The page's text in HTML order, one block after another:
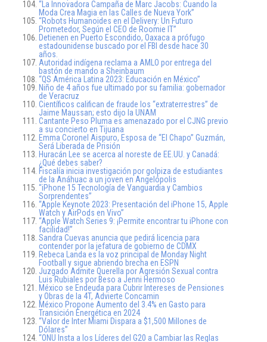
“La Innovadora Campaña de Marc Jacobs: Cuando la
Moda Crea Magia en las Calles de Nueva York”
“Robots Humanoides en el Delivery: Un Futuro
Prometedor, Según el CEO de Roomie IT”
Detienen en Puerto Escondido, Oaxaca a prófugo
estadounidense buscado por el FBI desde hace 30
años.
Autoridad indígena reclama a AMLO por entrega del
bastón de mando a Sheinbaum
“QS América Latina 2023: Educación en México”
Niño de 4 años fue ultimado por su familia: gobernador
de Veracruz
Científicos califican de fraude los “extraterrestres” de
Jaime Maussan; esto dijo la UNAM
Cantante Peso Pluma es amenazado por el CJNG previo
a su concierto en Tijuana
Emma Coronel Aispuro, Esposa de “El Chapo” Guzmán,
Será Liberada de Prisión
Huracán Lee se acerca al noreste de EE.UU. y Canadá:
¿Qué debes saber?
Fiscalía inicia investigación por golpiza de estudiantes
de la Anáhuac a un joven en Angelópolis
“iPhone 15 Tecnología de Vanguardia y Cambios
Sorprendentes”
“Apple Keynote 2023: Presentación del iPhone 15, Apple
Watch y AirPods en Vivo”
“Apple Watch Series 9: ¡Permite encontrar tu iPhone con
facilidad!”
Sandra Cuevas anuncia que pedirá licencia para
contender por la jefatura de gobierno de CDMX
Rebeca Landa es la voz principal de Monday Night
Football y sigue abriendo brecha en ESPN
Juzgado Admite Querella por Agresión Sexual contra
Luis Rubiales por Beso a Jenni Hermoso
México se Endeuda para Cubrir Intereses de Pensiones
y Obras de la 4T, Advierte Concamin
México Propone Aumento del 3.4% en Gasto para
Transición Energética en 2024
“Valor de Inter Miami Dispara a $1,500 Millones de
Dólares”
“ONU Insta a los Líderes del G20 a Cambiar las Reglas